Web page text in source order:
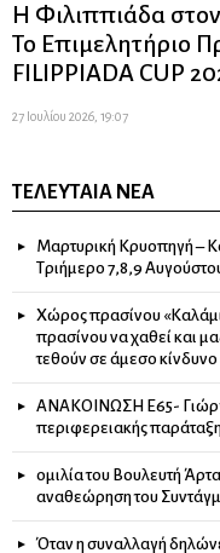
Η Φιλιππιάδα
Το Επιμελητήριο
FILIPPIADA CUP
27 Ιουλίου 2026, 19:07
ΤΕΛΕΥΤΑΊΑ ΝΈΑ
Μαρτυρική Κρυοπηγή –
Τριήμερο 7,8,9
Χώρος πρασίνου
πρασίνου να χαθεί και
τεθούν σε άμεσο
ΑΝΑΚΟΙΝΩΣΗ Ε65-
περιφερειακής
ομιλία του Βουλευτή
αναθεώρηση του
Όταν η συναλλαγή